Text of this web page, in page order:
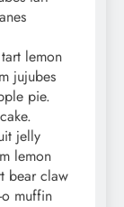
lemon
jujubes
pie.
jelly
lemon
bear claw
muffin